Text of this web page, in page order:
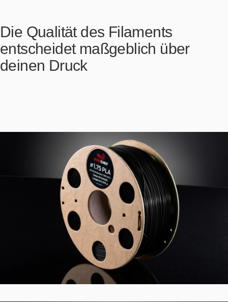
Die Qualität des Filaments
entscheidet maßgeblich über
deinen Druck